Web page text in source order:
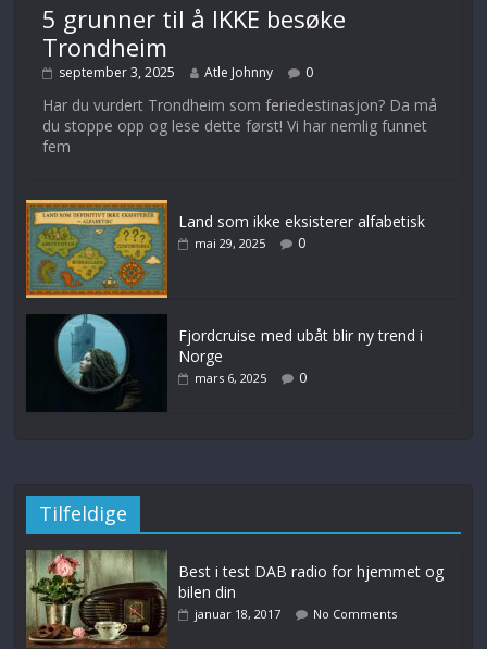
5 grunner til å IKKE besøke
Trondheim
september 3, 2025 Atle Johnny 0
Har du vurdert Trondheim som feriedestinasjon? Da må
du stoppe opp og lese dette først! Vi har nemlig funnet
fem
Land som ikke eksisterer alfabetisk
mai 29, 2025 0
Fjordcruise med ubåt blir ny trend i
Norge
mars 6, 2025 0
Tilfeldige
Best i test DAB radio for hjemmet og
bilen din
januar 18, 2017 No Comments